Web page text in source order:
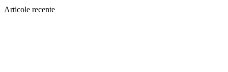
Articole recente